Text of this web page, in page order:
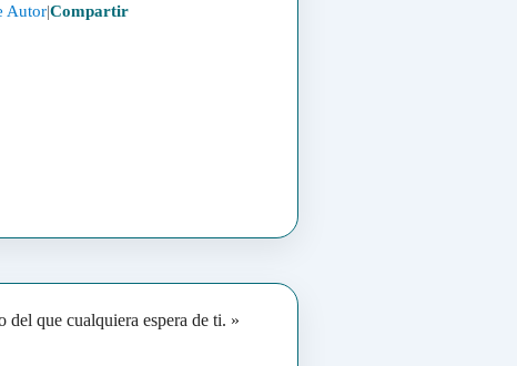
Autor|Compartir
del que cualquiera espera de ti. »